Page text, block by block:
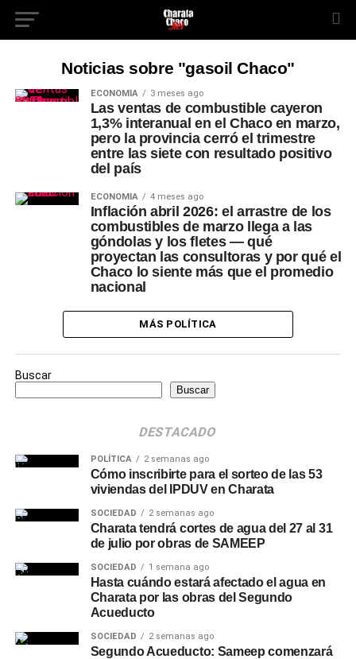
Noticias sobre "gasoil Chaco"
ECONOMÍA 3 meses ago
Las ventas de combustible cayeron
1,3% interanual en el Chaco en marzo,
pero la provincia cerró el trimestre
entre las siete con resultado positivo
del país
ECONOMÍA 4 meses ago
Inflación abril 2026: el arrastre de los
combustibles de marzo llega a las
góndolas y los fletes — qué
proyectan las consultoras y por qué el
Chaco lo siente más que el promedio
nacional
MÁS POLÍTICA
Buscar
Buscar
DESTACADO
POLÍTICA 2 semanas ago
Cómo inscribirte para el sorteo de las 53
viviendas del IPDUV en Charata
SOCIEDAD 2 semanas ago
Charata tendrá cortes de agua del 27 al 31
de julio por obras de SAMEEP
SOCIEDAD 1 semana ago
Hasta cuándo estará afectado el agua en
Charata por las obras del Segundo
Acueducto
SOCIEDAD 2 semanas ago
Segundo Acueducto: Sameep comenzará